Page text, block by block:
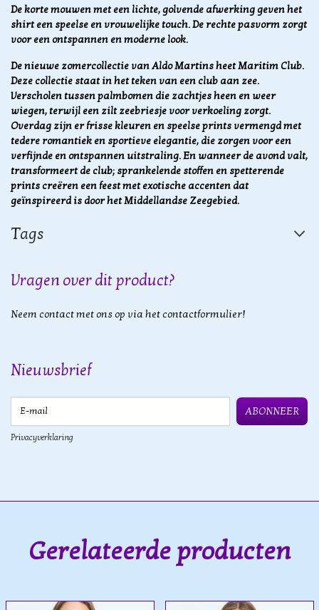
De korte mouwen met een lichte, golvende afwerking geven het
shirt een speelse en vrouwelijke touch. De rechte pasvorm zorgt
voor een ontspannen en moderne look.
De nieuwe zomercollectie van Aldo Martins heet Maritim Club.
Deze collectie staat in het teken van een club aan zee.
Verscholen tussen palmbomen die zachtjes heen en weer
wiegen, terwijl een zilt zeebriesje voor verkoeling zorgt.
Overdag zijn er frisse kleuren en speelse prints vermengd met
tedere romantiek en sportieve elegantie, die zorgen voor een
verfijnde en ontspannen uitstraling. En wanneer de avond valt,
transformeert de club; sprankelende stoffen en spetterende
prints creëren een feest met exotische accenten dat
geïnspireerd is door het Middellandse Zeegebied.
Tags
Vragen over dit product?
Neem contact met ons op via het contactformulier!
Nieuwsbrief
ABONNEER
Privacyverklaring
Gerelateerde producten